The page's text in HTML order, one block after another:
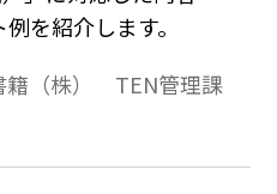
を紹介します。
籍（株） TEN管理課